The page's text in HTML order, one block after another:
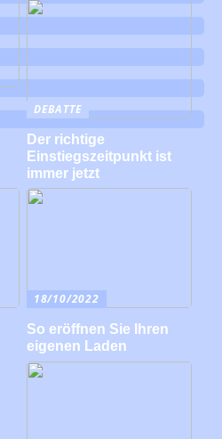
DEBATTE
Der richtige
Einstiegszeitpunkt ist
immer jetzt
18/10/2022
So eröffnen Sie Ihren
eigenen Laden